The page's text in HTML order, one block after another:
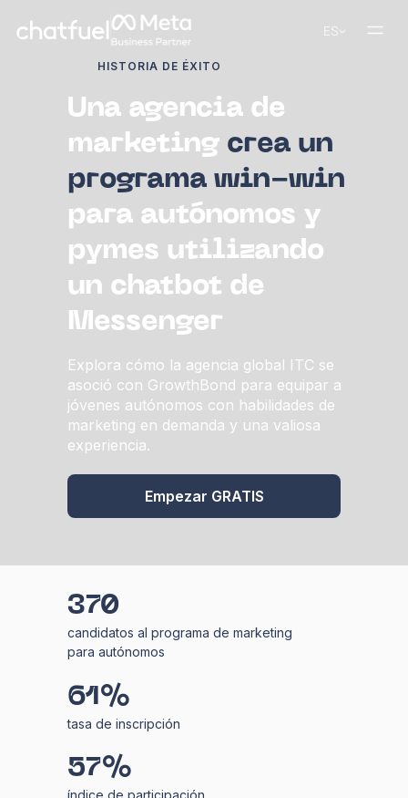
ES
Explora cómo la agencia global ITC se
asoció con GrowthBond para equipar a
jóvenes autónomos con habilidades de
marketing en demanda y una valiosa
experiencia.
Una agencia de
marketing crea un
programa win-win
para autónomos y
pymes utilizando
un chatbot de
Messenger
Empezar GRATIS
HISTORIA DE ÉXITO
candidatos al programa de marketing
para autónomos
370
tasa de inscripción
61%
índice de participación
57%